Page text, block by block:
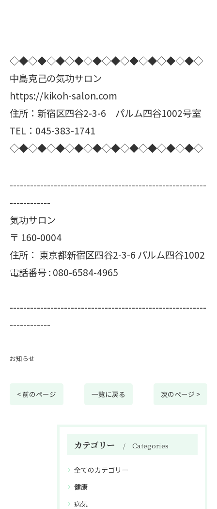
◇◆◇◆◇◆◇◆◇◆◇◆◇◆◇◆◇◆◇◆◇
中島克己の気功サロン
https://kikoh-salon.com
住所：新宿区四谷2-3-6 パルム四谷1002号室
TEL：045-383-1741
◇◆◇◆◇◆◇◆◇◆◇◆◇◆◇◆◇◆◇◆◇
----------------------------------------------------------
------------
気功サロン
〒 160-0004
住所： 東京都新宿区四谷2-3-6 パルム四谷1002
電話番号 : 080-6584-4965
----------------------------------------------------------
------------
お知らせ
< 前のページ 一覧に戻る 次のページ >
カテゴリー Categories
全てのカテゴリー
健康
病気